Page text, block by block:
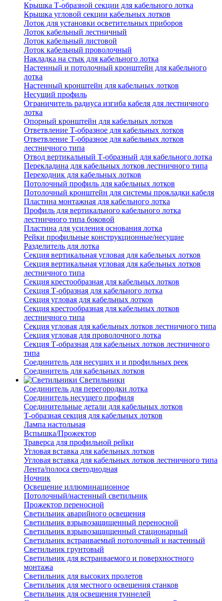
Крышка Т-образной секции для кабельного лотка
Крышка угловой секции кабельных лотков
Лоток для установки осветительных приборов
Лоток кабельный лестничный
Лоток кабельный листовой
Лоток кабельный проволочный
Накладка на стык для кабельного лотка
Настенный и потолочный кронштейн для кабельного
лотка
Настенный кронштейн для кабельных лотков
Несущий профиль
Ограничитель радиуса изгиба кабеля для лестничного
лотка
Опорный кронштейн для кабельных лотков
Ответвление Т-образное для кабельных лотков
Ответвление Т-образное для кабельных лотков
лестничного типа
Отвод вертикальный Т-образный для кабельного лотка
Перекладина для кабельных лотков лестничного типа
Переходник для кабельных лотков
Потолочный профиль для кабельных лотков
Потолочный кронштейн для системы прокладки кабеля
Пластина монтажная для кабельного лотка
Профиль для вертикального кабельного лотка
лестничного типа боковой
Пластина для усиления основания лотка
Рейки профильные конструкционные/несущие
Разделитель для лотка
Секция вертикальная угловая для кабельных лотков
Секция вертикальная угловая для кабельных лотков
лестничного типа
Секция крестообразная для кабельных лотков
Секция Т-образная для кабельного лотка
Секция угловая для кабельных лотков
Секция крестообразная для кабельных лотков
лестничного типа
Секция угловая для кабельных лотков лестничного типа
Секция угловая для проволочного лотка
Секция Т-образная для кабельных лотков лестничного
типа
Соединитель для несущих и и профильных реек
Соединитель для кабельных лотков
Светильники
Соединитель для перегородки лотка
Соединитель несущего профиля
Соединительные детали для кабельных лотков
Т-образная секция для кабельных лотков
Лампа настольная
Вспышка/Прожектор
Траверса для профильной рейки
Угловая вставка для кабельных лотков
Угловая вставка для кабельных лотков лестничного типа
Лента/полоса светодиодная
Ночник
Освещение иллюминационное
Потолочный/настенный светильник
Прожектор переносной
Светильник аварийного освещения
Светильник взрывозащищенный переносной
Светильник взрывозащищенный стационарный
Светильник встраиваемый потолочный и настенный
Светильник грунтовый
Светильник для встраиваемого и поверхностного
монтажа
Светильник для высоких пролетов
Светильник для местного освещения станков
Светильник для освещения туннелей